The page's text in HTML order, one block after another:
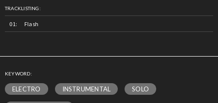
TRACKLISTING:
Flash
KEYWORD:
ELECTRO INSTRUMENTAL SOLO